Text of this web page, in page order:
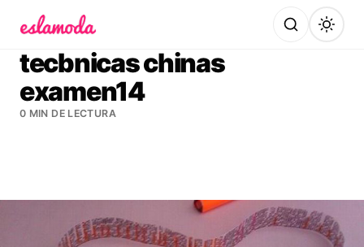
tecbnicas chinas
examen14
0 MIN DE LECTURA